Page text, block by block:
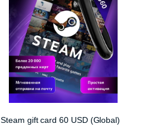
Steam gift card 60 USD (Global)